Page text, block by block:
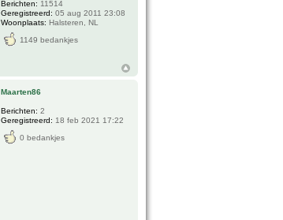
Berichten: 11514
Geregistreerd: 05 aug 2011 23:08
Woonplaats: Halsteren, NL
1149 bedankjes
Maarten86
Berichten: 2
Geregistreerd: 18 feb 2021 17:22
0 bedankjes